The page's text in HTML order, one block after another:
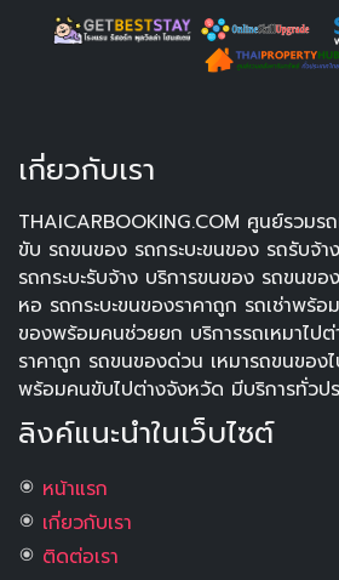
เกี่ยวกับเรา
THAICARBOOKING.COM ศูนย์รวมร
ขับ รถขนของ รถกระบะขนของ รถรับจ้
รถกระบะรับจ้าง บริการขนของ รถขนขอ
หอ รถกระบะขนของราคาถูก รถเช่าพร้อ
ของพร้อมคนช่วยยก บริการรถเหมาไป
ราคาถูก รถขนของด่วน เหมารถขนของ
พร้อมคนขับไปต่างจังหวัด มีบริการทั่วปร
ลิงค์แนะนำในเว็บไซต์
หน้าแรก
เกี่ยวกับเรา
ติดต่อเรา